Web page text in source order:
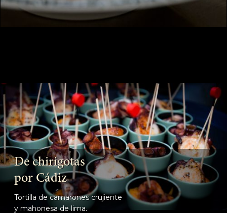
De chirigotas
por Cádiz
Tortilla de camarones crujiente
y mahonesa de lima.